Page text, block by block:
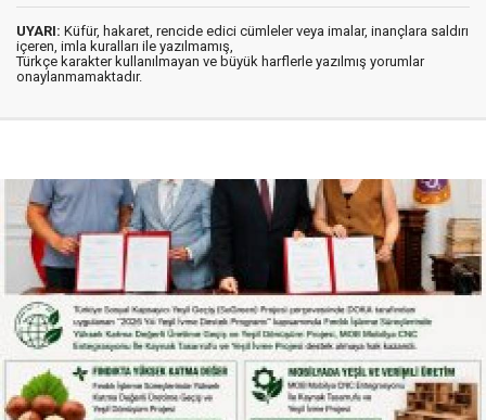
UYARI: Küfür, hakaret, rencide edici cümleler veya imalar, inançlara saldırı
içeren, imla kuralları ile yazılmamış,
Türkçe karakter kullanılmayan ve büyük harflerle yazılmış yorumlar
onaylanmamaktadır.